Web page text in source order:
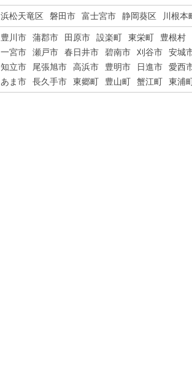
浜松天竜区 磐田市 富士宮市 静岡葵区 川根本
豊川市 蒲郡市 田原市 設楽町 東栄町 豊根村
一宮市
瀬戸市 春日井市 碧南市 刈谷市 安城
知立市
尾張旭市 高浜市 豊明市 日進市 愛西
あま市
長久手市 東郷町 豊山町 蟹江町 東浦